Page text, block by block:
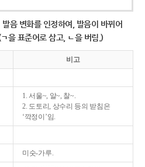
음 변화를 인정하여, 발음이 바뀌어
을 표준어로 삼고, ㄴ을 버림.)
비고
1. 서울~, 알~, 찰~.
2. 도토리, 상수리 등의 받침은
‘깍정이’임.
미숫-가루.